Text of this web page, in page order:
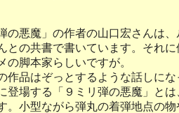
悪魔」の作者の山口宏さんは
との共書で書いています。それ
の脚本家らしいですが。
作品はぞっとするような話しにな
場する「９ミリ弾の悪魔」と
。小型ながら弾丸の着弾地点の